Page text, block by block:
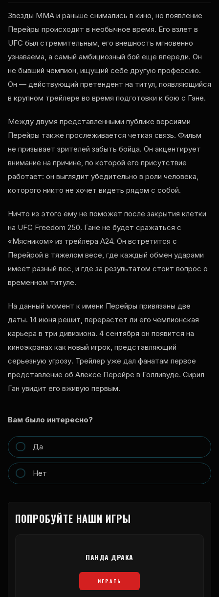
Звезды ММА и раньше снимались в кино, но появление
Перейры происходит в необычное время. Его взлет в
UFC был стремительным, его внешность мгновенно
узнаваема, а самый амбициозный бой еще впереди. Он
не бывший чемпион, ищущий себе другую профессию.
Он — действующий претендент на титул, появляющийся
в крупном трейлере во время подготовки к бою с Гане.
Между двумя представленными публике версиями
Перейры также прослеживается четкая связь. Фильм
не призывает зрителей забыть бойца. Он акцентирует
внимание на причине, по которой его присутствие
работает: он выглядит убедительно в роли человека,
которого никто не хочет видеть рядом с собой.
Ничто из этого ему не поможет после закрытия клетки
на UFC Freedom 250. Гане не будет сражаться с
«Мясником» из трейлера A24. Он встретится с
Перейрой в тяжелом весе, где каждый обмен ударами
имеет разный вес, и где за результатом стоит вопрос о
временном титуле.
На данный момент к имени Перейры привязаны две
даты. 14 июня решит, перерастет ли его чемпионская
карьера в три дивизиона. 4 сентября он появится на
киноэкранах как новый игрок, представляющий
серьезную угрозу. Трейлер уже дал фанатам первое
представление об Алексе Перейре в Голливуде. Сирил
Ган увидит его вживую первым.
Вам было интересно?
Да
Нет
ПОПРОБУЙТЕ НАШИ ИГРЫ
ПАНДА ДРАКА
ИГРАТЬ